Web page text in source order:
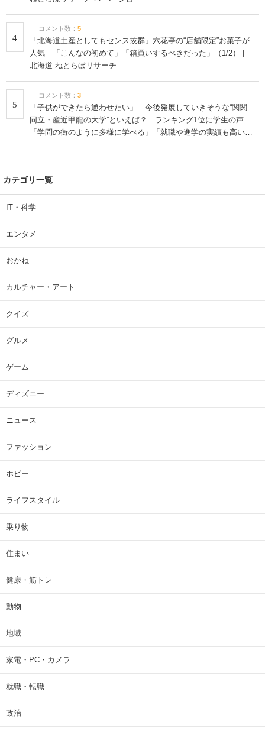
4
コメント数： 5
「北海道土産としてもセンス抜群」六花亭の“店舗限定”お菓子が
人気 「こんなの初めて」「箱買いするべきだった」（1/2） |
北海道 ねとらぼリサーチ
5
コメント数： 3
「子供ができたら通わせたい」 今後発展していきそうな“関関
同立・産近甲龍の大学”といえば？ ランキング1位に学生の声
「学問の街のように多様に学べる」「就職や進学の実績も高い」
| 大学 ねとらぼリサーチ
カテゴリ一覧
IT・科学
エンタメ
おかね
カルチャー・アート
クイズ
グルメ
ゲーム
ディズニー
ニュース
ファッション
ホビー
ライフスタイル
乗り物
住まい
健康・筋トレ
動物
地域
家電・PC・カメラ
就職・転職
政治